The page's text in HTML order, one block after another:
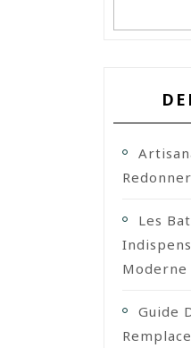
Les
Moderne
Guide